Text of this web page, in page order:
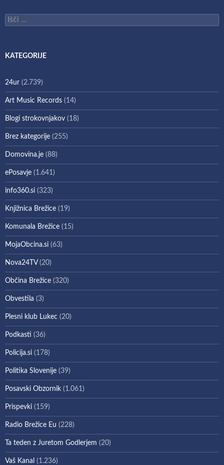
Išči:
KATEGORIJE
24ur (2.739)
Art Music Records (14)
Blogi strokovnjakov (18)
Brez kategorije (255)
Domovina.je (88)
ePosavje (1.641)
info360.si (323)
Knjižnica Brežice (19)
Komunala Brežice (15)
MojaObcina.si (63)
Nova24TV(20)
Občina Brežice (320)
Obvestila (3)
Plesni klub Lukec (20)
Podkasti (36)
Policija.si (178)
Politika Slovenije (39)
Posavski Obzornik (1.061)
Prispevki (159)
Radio Brežice Eu (228)
Ta teden z Juretom Godlerjem (20)
Vaš Kanal (1.236)